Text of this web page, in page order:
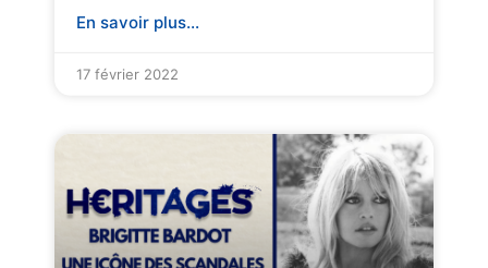
En savoir plus...
17 février 2022